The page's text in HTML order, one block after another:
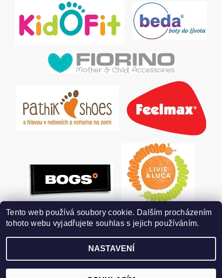
Vytvořil Shoptet
Tento web používá soubory cookie. Dalším procházením
tohoto webu vyjadřujete souhlas s jejich používáním.
NASTAVENÍ